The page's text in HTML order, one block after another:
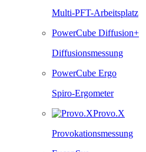
Multi-PFT-Arbeitsplatz
PowerCube Diffusion+
Diffusionsmessung
PowerCube Ergo
Spiro-Ergometer
Provo.X
Provokationsmessung